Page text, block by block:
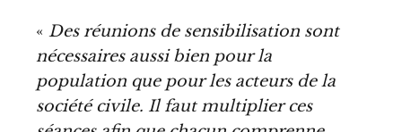
« Des réunions de sensibilisation sont
nécessaires aussi bien pour la
population que pour les acteurs de la
société civile. Il faut multiplier ces